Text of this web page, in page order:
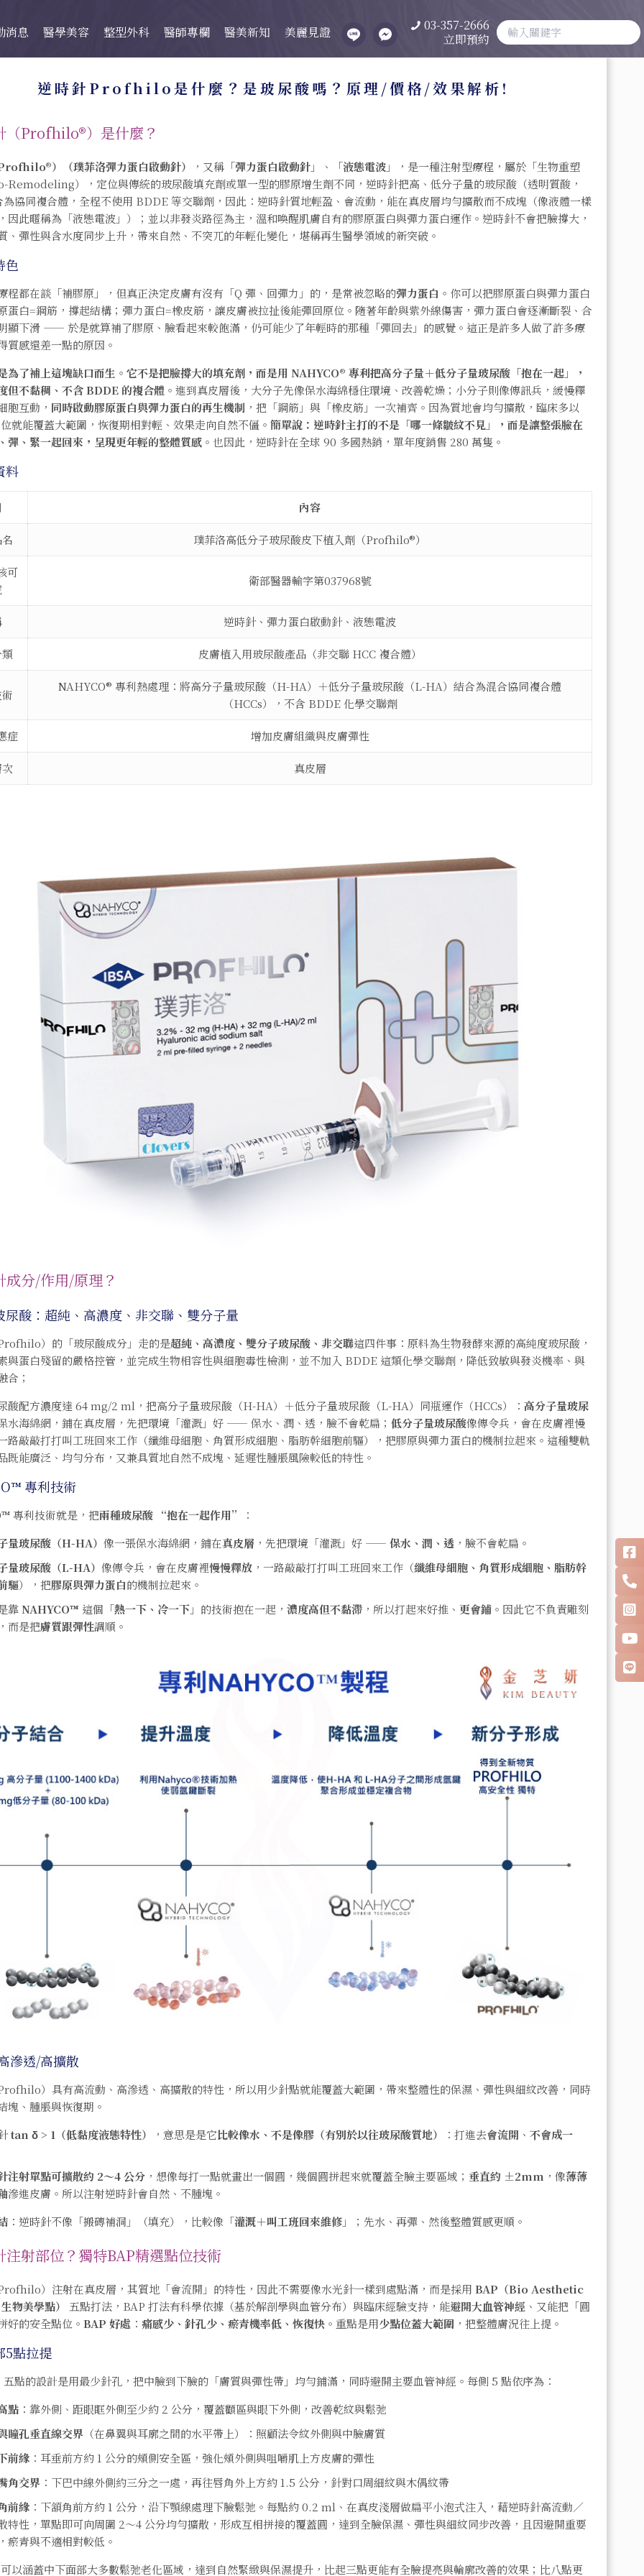
消息 醫學美容 整型外科 醫師專欄 醫美新知 美麗見證
03-357-2666
立即預約
逆時針Profhilo是什麼？是玻尿酸嗎？原理/價格/效果解析!
（Profhilo®）是什麼？
）（璞菲洛彈力蛋白啟動針） ，又稱「彈力蛋白啟動針」、「液態電波」，是一種注射型療程，屬於「生物重塑
Remodeling），定位與傳統的玻尿酸填充劑或單一型的膠原增生劑不同，逆時針把高、低分子量的玻尿酸（透明質酸，
協同複合體，全程不使用 BDDE 等交聯劑 ，因此：逆時針質地輕盈、會流動，能在真皮層均勻擴散而不成塊（像液體一樣
因此暱稱為「液態電波」）；並以非發炎路徑為主，溫和喚醒肌膚自有的膠原蛋白與彈力蛋白運作。逆時針不會把臉撐大，
、彈性與含水度同步上升，帶來自然、不突兀的年輕化變化，堪稱再生醫學領域的新突破。
色
程都在談「補膠原」，但真正決定皮膚有沒有「Q 彈、回彈力」的，是常被忽略的彈力蛋白 。你可以把膠原蛋白與彈力蛋白
蛋白=鋼筋，撐起結構；彈力蛋白=橡皮筋，讓皮膚被拉扯後能彈回原位。隨著年齡與紫外線傷害，彈力蛋白會逐漸斷裂、合
顯下滑 —— 於是就算補了膠原、臉看起來較飽滿，仍可能少了年輕時的那種「彈回去」的感覺。這正是許多人做了許多療
質感還差一點的原因。
為了補上這塊缺口而生。它不是把臉撐大的填充劑，而是用 NAHYCO® 專利把高分子量＋低分子量玻尿酸「抱在一起」，
但不黏稠、不含 BDDE 的複合體 。進到真皮層後，大分子先像保水海綿穩住環境、改善乾燥；小分子則像傳訊兵，緩慢釋
胞互動， 同時啟動膠原蛋白與彈力蛋白的再生機制 ，把「鋼筋」與「橡皮筋」一次補齊。因為質地會均勻擴散，臨床多以
就能覆蓋大範圍，恢復期相對輕、效果走向自然不僵。簡單說：逆時針主打的不是「哪一條皺紋不見」，而是讓整張臉在
彈、緊一起回來，呈現更年輕的整體質感 。也因此，逆時針在全球 90 多國熱銷，單年度銷售 280 萬隻。
料
內容
璞菲洛高低分子玻尿酸皮下植入劑（Profhilo®）
可
衛部醫器輸字第037968號
逆時針、彈力蛋白啟動針、液態電波
皮膚植入用玻尿酸產品（非交聯 HCC 複合體）
NAHYCO® 專利熱處理：將高分子量玻尿酸（H-HA）＋低分子量玻尿酸（L-HA）結合為混合協同複合體
（HCCs），不含 BDDE 化學交聯劑
症 增加皮膚組織與皮膚彈性
真皮層
成分/作用/原理？
尿酸：超純、高濃度、非交聯、雙分子量
）的「玻尿酸成分」走的是超純、高濃度、雙分子玻尿酸、非交聯這四件事：原料為生物發酵來源的高純度玻尿酸，
與蛋白殘留的嚴格控管，並完成生物相容性與細胞毒性檢測，並不加入 BDDE 這類化學交聯劑，降低致敏與發炎機率、與
合；
酸配方濃度達 64 mg/2 ml，把高分子量玻尿酸（H-HA）＋低分子量玻尿酸（L-HA）同瓶運作（HCCs）：高分子量玻尿
水海綿網，鋪在真皮層，先把環境「灌溉」好 —— 保水、潤、透，臉不會乾扁；低分子量玻尿酸像傳令兵，會在皮膚裡慢
路敲敲打打叫工班回來工作（纖維母細胞、角質形成細胞、脂肪幹細胞前驅），把膠原與彈力蛋白的機制拉起來。這種雙軌
既能廣泛、均勻分布，又兼具質地自然不成塊、延遲性腫脹風險較低的特性。
專利技術
專利技術就是，把兩種玻尿酸 “抱在一起作用”
：
量玻尿酸（H-HA）像一張保水海綿網，鋪在真皮層 ，先把環境「灌溉」好 ——保水、潤、透 ，臉不會乾扁。
量玻尿酸（L-HA）像傳令兵，會在皮膚裡慢慢釋放 ，一路敲敲打打叫工班回來工作（纖維母細胞、角質形成細胞、脂肪幹
驅），把膠原與彈力蛋白的機制拉起來。
靠NAHYCO™ 這個「熱一下、冷一下」的技術抱在一起，濃度高但不黏滯 ，所以打起來好推、更會鋪 。因此它不負責雕刻
而是把膚質跟彈性調順 。
滲透/高擴散
）具有高流動、高滲透、高擴散的特性，所以用少針點就能覆蓋大範圍，帶來整體性的保濕、彈性與細紋改善，同時
塊、腫脹與恢復期。
tan δ > 1（低黏度液態特性） ，意思是是它比較像水、不是像膠（有別於以往玻尿酸質地） ：打進去會流開 、不會成一
注射單點可擴散約 2～4 公分 ，想像每打一點就畫出一個圓，幾個圓拼起來就覆蓋全臉主要區域； 垂直約 ±2mm ，像薄薄
滲進皮膚。所以注射逆時針會自然、不腫塊。
：逆時針不像「搬磚補洞」（填充），比較像「灌溉＋叫工班回來維修」；先水、再彈、然後整體質感更順 。
注射部位？獨特BAP精選點位技術
）注射在真皮層，其質地「會流開」的特性，因此不需要像水光針一樣到處點滿，而是採用BAP（Bio Aesthetic
物美學點）
五點打法，BAP 打法有科學依據（基於解剖學與血管分布）與臨床經驗支持，能避開大血管神經 、又能把「圓
好的安全點位。BAP 好處 ：痛感少、針孔少、瘀青機率低、恢復快 。重點是用少點位蓋大範圍 ，把整體膚況往上提。
5點拉提
點的設計是用最少針孔，把中臉到下臉的「膚質與彈性帶」均勻鋪滿，同時避開主要血管神經。每側 5 點依序為：
點 ：靠外側、距眼眶外側至少約 2 公分，覆蓋顴區與眼下外側，改善乾紋與鬆弛
瞳孔垂直線交界 （在鼻翼與耳廓之間的水平帶上）：照顧法令紋外側與中臉膚質
前緣 ：耳垂前方約 1 公分的頰側安全區，強化頰外側與咀嚼肌上方皮膚的彈性
角交界 ：下巴中線外側約三分之一處，再往唇角外上方約 1.5 公分，針對口周細紋與木偶紋帶
前緣 ：下頷角前方約 1 公分，沿下顎線處理下臉鬆弛。每點約 0.2 ml、在真皮淺層做扁平小泡式注入，藉逆時針高流動／
特性，單點即可向周圍 2～4 公分均勻擴散，形成互相拼接的覆蓋圓，達到全臉保濕、彈性與細紋同步改善，且因避開重要
瘀青與不適相對較低。
以涵蓋中下面部大多數鬆弛老化區域，達到自然緊緻與保濕提升，比起三點更能有全臉提亮與輪廓改善的效果；比八點更